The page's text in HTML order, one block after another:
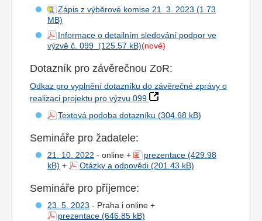
Zápis z výběrové komise 21. 3. 2023
Informace o detailním sledování podpor ve
výzvě č. 099
(nové)
Dotazník pro závěrečnou ZoR:
Odkaz pro vyplnění dotazníku do závěrečné zprávy o
realizaci projektu pro výzvu 099
Textová podoba dotazníku
Semináře pro žadatele:
21. 10. 2022 - online +
prezentace
+
Otázky a odpovědi
Semináře pro příjemce:
23. 5. 2023 - Praha i online +
prezentace